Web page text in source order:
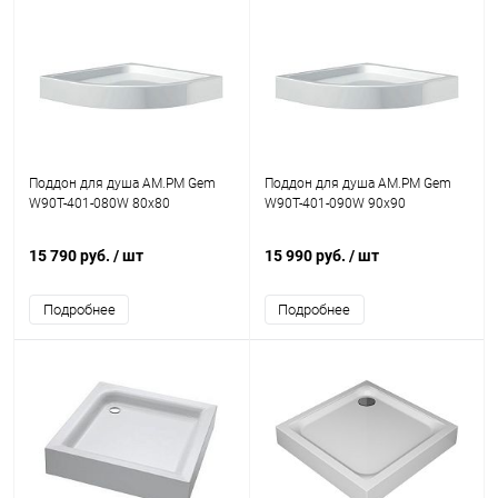
Поддон для душа AM.PM Gem
W90T-401-080W 80x80
15 790 руб. / шт
Подробнее
Поддон для душа AM.PM Gem
W90T-401-090W 90x90
15 990 руб. / шт
Подробнее